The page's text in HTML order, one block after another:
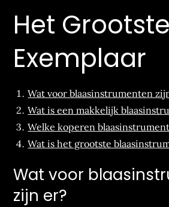
Het Grootste
Exemplaar
Wat voor blaasinstrumenten
Wat is een makkelijk
Welke koperen
Wat is het grootste
Wat voor
zijn er?